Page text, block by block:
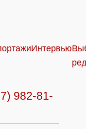
Интервью
982-81-